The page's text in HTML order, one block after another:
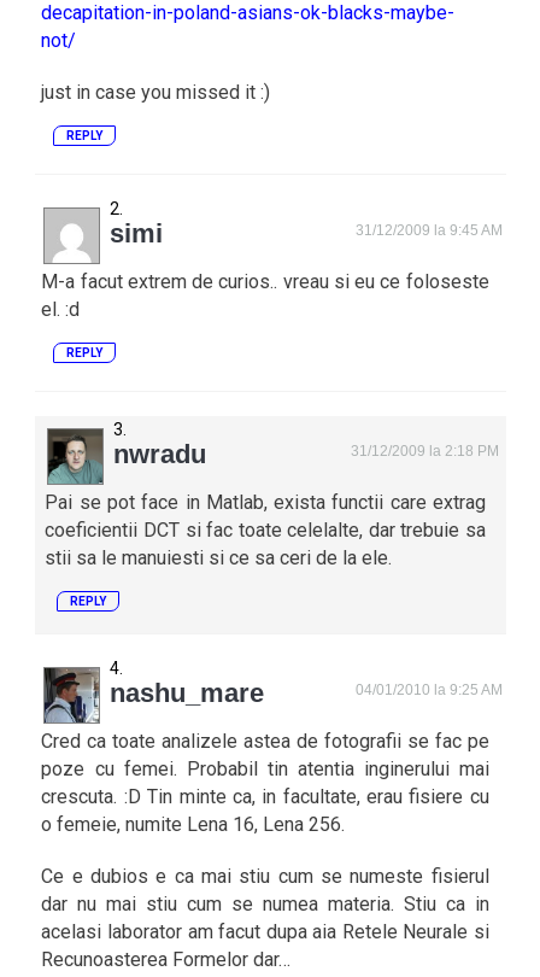
decapitation-in-poland-asians-ok-blacks-maybe-
not/
just in case you missed it :)
REPLY
simi 31/12/2009 la 9:45 AM
M-a facut extrem de curios.. vreau si eu ce foloseste
el. :d
REPLY
nwradu 31/12/2009 la 2:18 PM
Pai se pot face in Matlab, exista functii care extrag
coeficientii DCT si fac toate celelalte, dar trebuie sa
stii sa le manuiesti si ce sa ceri de la ele.
REPLY
nashu_mare 04/01/2010 la 9:25 AM
Cred ca toate analizele astea de fotografii se fac pe
poze cu femei. Probabil tin atentia inginerului mai
crescuta. :D Tin minte ca, in facultate, erau fisiere cu
o femeie, numite Lena 16, Lena 256.
Ce e dubios e ca mai stiu cum se numeste fisierul
dar nu mai stiu cum se numea materia. Stiu ca in
acelasi laborator am facut dupa aia Retele Neurale si
Recunoasterea Formelor dar…